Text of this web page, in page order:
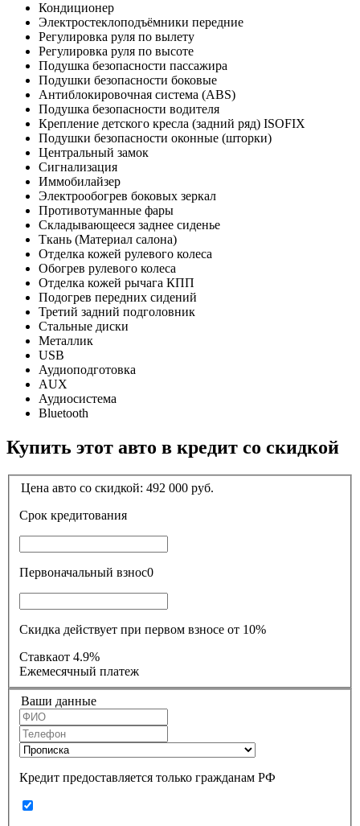
Кондиционер
Электростеклоподъёмники передние
Регулировка руля по вылету
Регулировка руля по высоте
Подушка безопасности пассажира
Подушки безопасности боковые
Антиблокировочная система (ABS)
Подушка безопасности водителя
Крепление детского кресла (задний ряд) ISOFIX
Подушки безопасности оконные (шторки)
Центральный замок
Сигнализация
Иммобилайзер
Электрообогрев боковых зеркал
Противотуманные фары
Складывающееся заднее сиденье
Ткань (Материал салона)
Отделка кожей рулевого колеса
Обогрев рулевого колеса
Отделка кожей рычага КПП
Подогрев передних сидений
Третий задний подголовник
Стальные диски
Металлик
USB
Аудиоподготовка
AUX
Аудиосистема
Bluetooth
Купить этот авто в кредит со скидкой
Цена авто со скидкой: 492 000 руб.
Срок кредитования
Первоначальный взнос0
Скидка действует при первом взносе от 10%
Ставкаот 4.9%
Ежемесячный платеж
Ваши данные
Кредит предоставляется только гражданам РФ